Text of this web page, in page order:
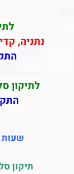
נתניה,
לתיקון
תיקון